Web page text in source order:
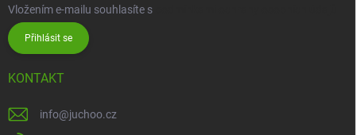
Vložením e-mailu souhlasíte s
Přihlásit se
KONTAKT
info@juchoo.cz